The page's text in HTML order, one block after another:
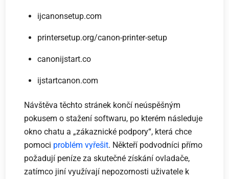
ijcanonsetup.com
printersetup.org/canon-printer-setup
canonijstart.co
ijstartcanon.com
Návštěva těchto stránek končí neúspěšným
pokusem o stažení softwaru, po kterém následuje
okno chatu a „zákaznické podpory“, která chce
pomoci problém vyřešit. Někteří podvodníci přímo
požadují peníze za skutečné získání ovladače,
zatímco jiní využívají nepozornosti uživatele k